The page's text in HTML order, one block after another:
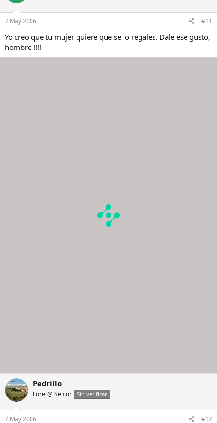
7 May 2006 #11
Yo creo que tu mujer quiere que se lo regales. Dale ese gusto,
hombre !!!!
Pedrillo
Forer@ Senior Sin verificar
7 May 2006 #12